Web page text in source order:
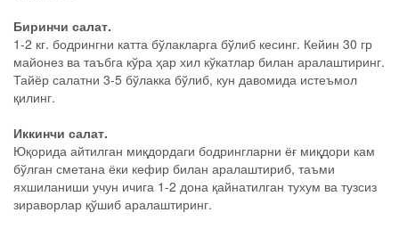
Биринчи салат.
1-2 кг. бодрингни катта бўлакларга бўлиб кесинг. Кейин 30 гр
майонез ва таъбга кўра ҳар хил кўкатлар билан аралаштиринг.
Тайёр салатни 3-5 бўлакка бўлиб, кун давомида истеъмол
қилинг.
Иккинчи салат.
Юқорида айтилган миқдордаги бодрингларни ёғ миқдори кам
бўлган сметана ёки кефир билан аралаштириб, таъми
яхшиланиши учун ичига 1-2 дона қайнатилган тухум ва тузсиз
зираворлар қўшиб аралаштиринг.